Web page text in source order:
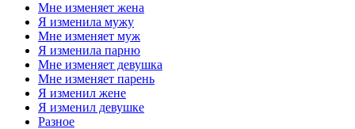
Мне изменяет жена
Я изменила мужу
Мне изменяет муж
Я изменила парню
Мне изменяет девушка
Мне изменяет парень
Я изменил жене
Я изменил девушке
Разное